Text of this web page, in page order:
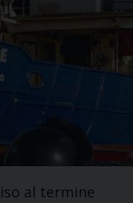
al termine